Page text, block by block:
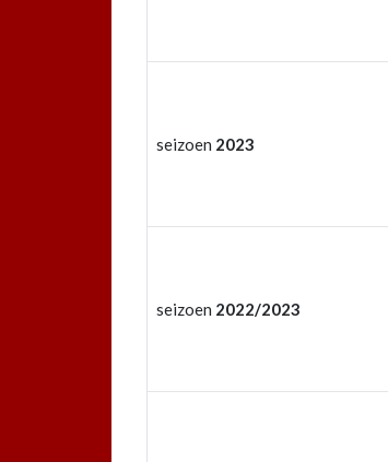
seizoen 2023
seizoen 2022/2023